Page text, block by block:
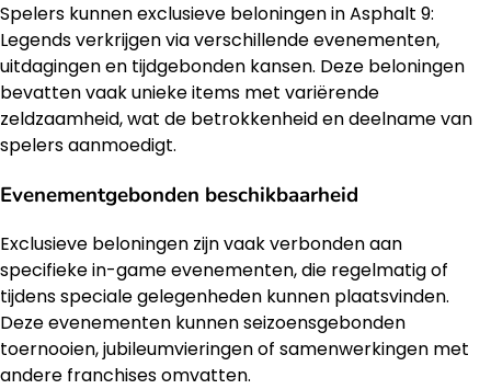
Spelers kunnen exclusieve beloningen in Asphalt 9:
Legends verkrijgen via verschillende evenementen,
uitdagingen en tijdgebonden kansen. Deze beloningen
bevatten vaak unieke items met variërende
zeldzaamheid, wat de betrokkenheid en deelname van
spelers aanmoedigt.
Evenementgebonden beschikbaarheid
Exclusieve beloningen zijn vaak verbonden aan
specifieke in-game evenementen, die regelmatig of
tijdens speciale gelegenheden kunnen plaatsvinden.
Deze evenementen kunnen seizoensgebonden
toernooien, jubileumvieringen of samenwerkingen met
andere franchises omvatten.